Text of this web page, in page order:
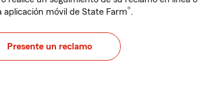
aplicación móvil de State Farm®.
Presente un reclamo